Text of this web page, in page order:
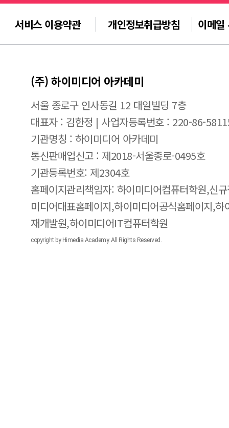
서비스 이용약관 개인정보취급방침 이메일
(주) 하이미디어 아카데미
서울 종로구 인사동길 12 대일빌딩 7층
대표자 : 김한정 | 사업자등록번호 : 220-86-
기관명칭 : 하이미디어 아카데미
통신판매업신고 : 제2018-서울종로-0495호
기관등록번호: 제2304호
홈페이지관리책임자: 하이미디어컴퓨터학원,신
미디어대표홈페이지,하이미디어공식홈페이지,
재개발원,하이미디어IT컴퓨터학원
copyright by Himedia Academy. All Rights Reserved.